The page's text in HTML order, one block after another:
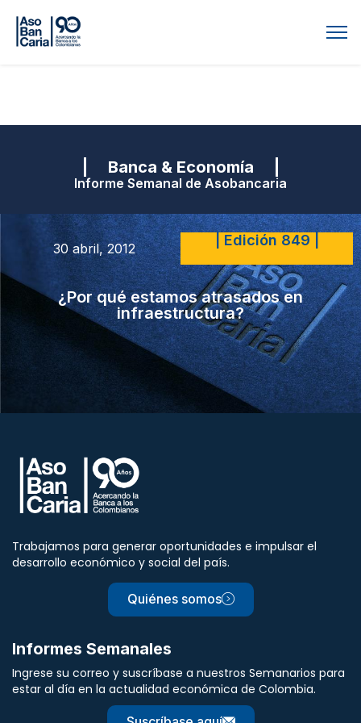
| Banca & Economía |
Informe Semanal de Asobancaria
30 abril, 2012 | Edición 849 |
¿Por qué estamos atrasados en
infraestructura?
Trabajamos para generar oportunidades e impulsar el
desarrollo económico y social del país.
Quiénes somos
Informes Semanales
Ingrese su correo y suscríbase a nuestros Semanarios para
estar al día en la actualidad económica de Colombia.